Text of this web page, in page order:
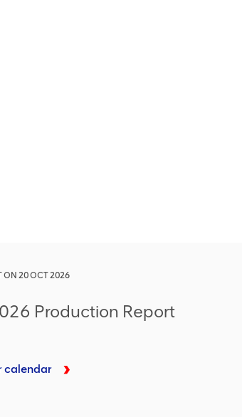
ON 20 OCT 2026
Production Report
calendar